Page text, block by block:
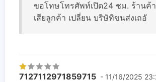
ขอโทษโทรศัพท์เปิด24 ชม. ร้านค้
เสียลูกค้า เปลี่ยน บริษัทิขนส่งเถอั
7127112971859715 - 11/16/2025